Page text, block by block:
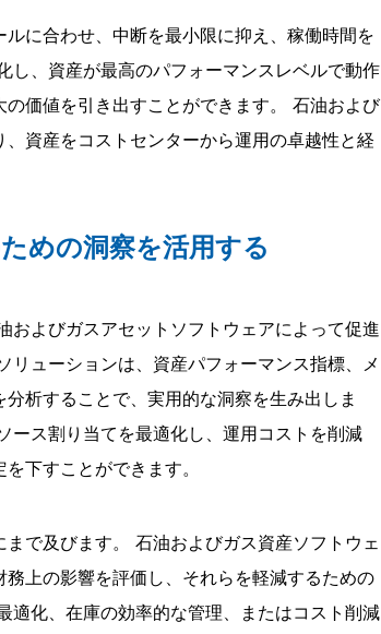
に合わせ、中断を最小限に抑え、稼働時間を
、資産が最高のパフォーマンスレベルで動作
価値を引き出すことができます。 石油および
資産をコストセンターから運用の卓越性と経
めの洞察を活用する
およびガスアセットソフトウェアによって促進
ューションは、資産パフォーマンス指標、メ
析することで、実用的な洞察を生み出しま
ス割り当てを最適化し、運用コストを削減
下すことができます。
で及びます。 石油およびガス資産ソフトウェ
上の影響を評価し、それらを軽減するための
化、在庫の効率的な管理、またはコスト削減